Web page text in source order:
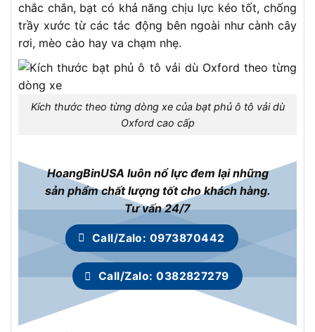
chắc chắn, bạt có khả năng chịu lực kéo tốt, chống
trầy xước từ các tác động bên ngoài như cành cây
rơi, mèo cào hay va chạm nhẹ.
Kích thước theo từng dòng xe của bạt phủ ô tô vải dù
Oxford cao cấp
HoangBinUSA luôn nổ lực đem lại những
sản phẩm chất lượng tốt cho khách hàng.
Tư vấn 24/7
Call/Zalo: 0973870442
Call/Zalo: 0382827279